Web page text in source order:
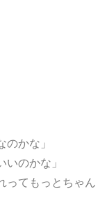
かな」
いのかな」
ってもっとちゃん